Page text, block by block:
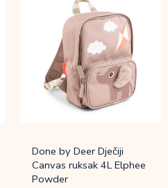
Done by Deer Dječiji
Canvas ruksak 4L Elphee
Powder